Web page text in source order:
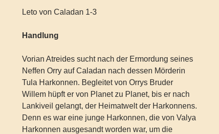
Leto von Caladan 1-3
Handlung
Vorian Atreides sucht nach der Ermordung seines
Neffen Orry auf Caladan nach dessen Mörderin
Tula Harkonnen. Begleitet von Orrys Bruder
Willem hüpft er von Planet zu Planet, bis er nach
Lankiveil gelangt, der Heimatwelt der Harkonnens.
Denn es war eine junge Harkonnen, die von Valya
Harkonnen ausgesandt worden war, um die